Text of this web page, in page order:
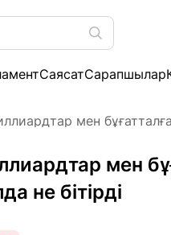
СаясатСарапшылар
мен
мен
не бітірді